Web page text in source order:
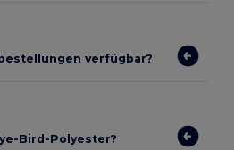
verfügbar?
Bird-Polyester?